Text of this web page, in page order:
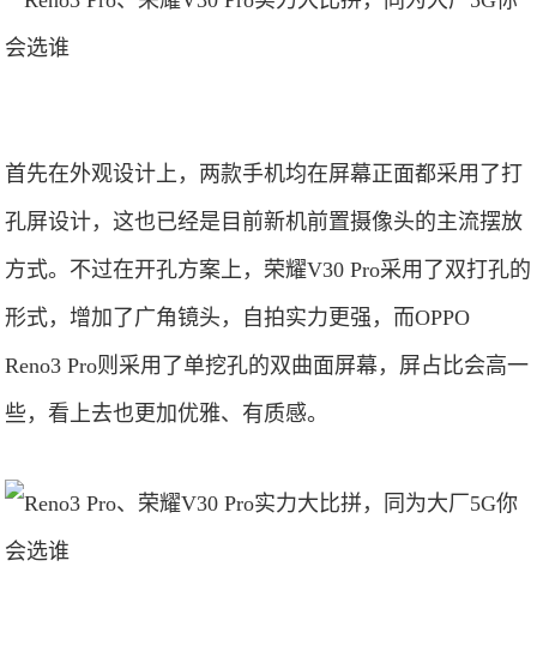
首先在外观设计上，两款手机均在屏幕正面都采用了打
孔屏设计，这也已经是目前新机前置摄像头的主流摆放
方式。不过在开孔方案上，荣耀V30 Pro采用了双打孔的
形式，增加了广角镜头，自拍实力更强，而OPPO
Reno3 Pro则采用了单挖孔的双曲面屏幕，屏占比会高一
些，看上去也更加优雅、有质感。